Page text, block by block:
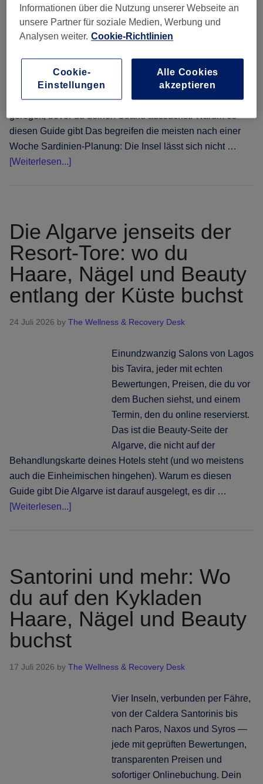
und
Beauty
rund
den
Abend
buchst
Einundzwanzig Salons an fünf
Küstenabschnitten Sardiniens,
jeder mit echten Bewertungen,
Buchung und einem Termin, den
du online reservierst. Deine
Beauty-Planung für Sardinien ist
geregelt, bevor du deinen Strand aussuchst. Warum es
diesen Guide gibt Das begreifen die meisten nach einer
Woche Sardinien-Planung: Die Insel lässt sich nicht …
[Weiterlesen...]Infos
fünf
Küsten:
Haare,
Nägel
und
Die Algarve jenseits der
Resort-Tore: wo du
Haare, Nägel und Beauty
entlang der Küste buchst
24 Juli 2026 by The Wellness & Recovery Desk
Einundzwanzig Salons von Lagos
bis Tavira, jeder mit echten
Bewertungen, Preisen, die du vor
dem Buchen siehst, und einem
Termin, den du online reservierst.
Das ist die Beauty-Seite der
Algarve, die nicht auf der
Behandlungskarte deines Hotels steht (und wo meistens
auch die Einheimischen hingehen). Warum es diesen
Guide gibt Die Algarve ist darauf ausgelegt, es dir …
[Weiterlesen...]Infos
Algarve
jenseits
der
Resort-
Tore:
wo
Santorini und mehr: Wo
du auf den Kykladen
Haare, Nägel und Beauty
buchst
17 Juli 2026 by The Wellness & Recovery Desk
Vier Inseln, verbunden per Fähre,
von der Caldera Santorinis bis
nach Paros, Naxos und Syros —
jede mit geprüften Bewertungen,
transparenten Preisen und
sofortiger Onlinebuchung. Dein
Informationen über die Nutzung unserer Webseite an
unsere Partner für soziale Medien, Werbung und
Analysen weiter. Cookie-Richtlinien
Cookie-
Einstellungen
Alle Cookies
akzeptieren